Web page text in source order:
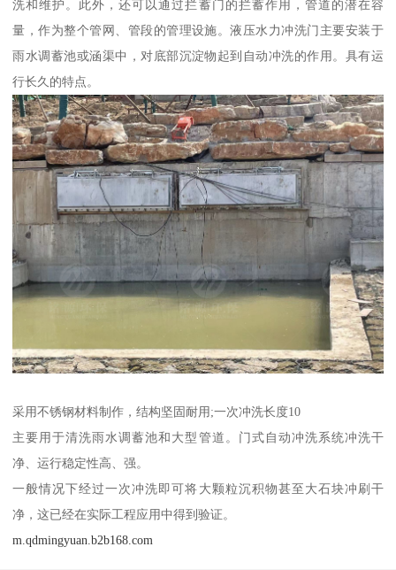
洗和维护。此外，还可以通过拦蓄门的拦蓄作用，管道的潜在容
量，作为整个管网、管段的管理设施。液压水力冲洗门主要安装于
雨水调蓄池或涵渠中，对底部沉淀物起到自动冲洗的作用。具有运
行长久的特点。
采用不锈钢材料制作，结构坚固耐用;一次冲洗长度10
主要用于清洗雨水调蓄池和大型管道。门式自动冲洗系统冲洗干
净、运行稳定性高、强。
一般情况下经过一次冲洗即可将大颗粒沉积物甚至大石块冲刷干
净，这已经在实际工程应用中得到验证。
m.qdmingyuan.b2b168.com